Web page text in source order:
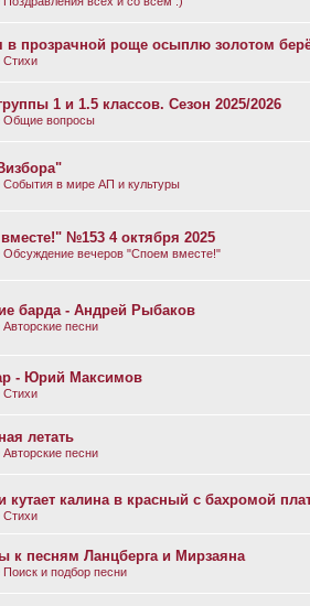
в прозрачной роще осыплю золотом
Стихи
1 и 1.5 классов. Сезон 2025/2026
Общие вопросы
События в мире АП и культуры
№153 4 октября 2025
Обсуждение вечеров "Споем вместе!"
барда - Андрей Рыбаков
Авторские песни
- Юрий Максимов
Стихи
летать
Авторские песни
кутает калина в красный с бахромой
Стихи
к песням Ланцберга и Мирзаяна
Поиск и подбор песни